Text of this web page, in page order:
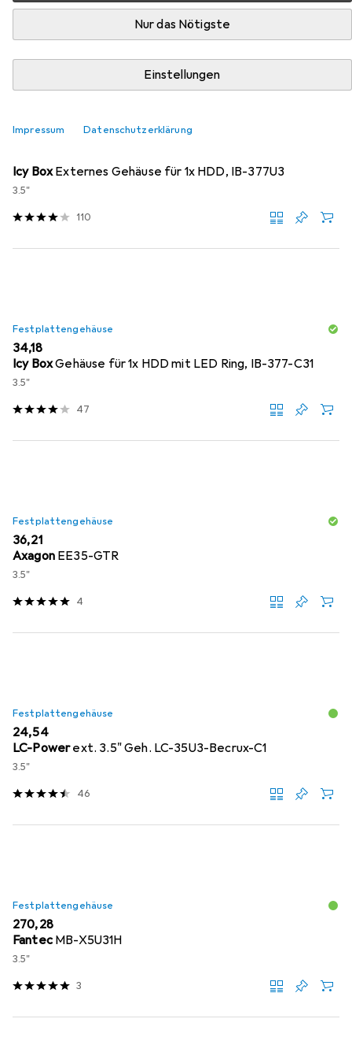
Nur das Nötigste
Einstellungen
Impressum Datenschutzerklärung
Festplattengehäuse.
Relevanz
Festplattengehäuse
Icy BoxExternes Gehäuse für 1x HDD, IB-377U3
3.5"
110
Festplattengehäuse
EUR
34,18
Icy Box
Gehäuse für 1x HDD mit LED Ring, IB-377-C31
3.5"
47
Festplattengehäuse
EUR
36,21
Axagon EE35-GTR
3.5"
4
Festplattengehäuse
EUR
24,54
LC-Powerext. 3.5" Geh. LC-35U3-Becrux-C1
3.5"
46
Festplattengehäuse
EUR
270,28
Fantec MB-X5U31H
3.5"
3